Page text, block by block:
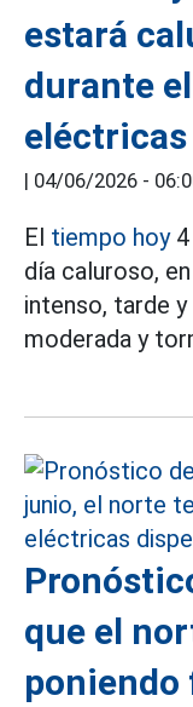
estará
durante
| 04/06/2026 -
El tiempo hoy4
día caluroso,
intenso, tarde
moderada y
que el
poniendo